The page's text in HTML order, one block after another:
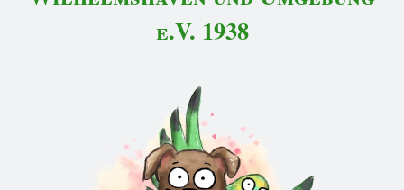
e.V. 1938